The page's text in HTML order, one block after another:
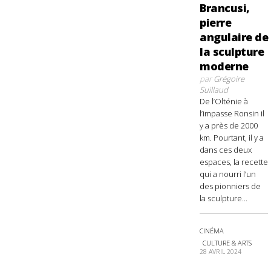
Brancusi,
pierre
angulaire de
la sculpture
moderne
parGrégoire
Suillaud
De l’Olténie à
l’impasse Ronsin il
y a près de 2000
km. Pourtant, il y a
dans ces deux
espaces, la recette
qui a nourri l’un
des pionniers de
la sculpture...
CINÉMA
CULTURE & ARTS
28 AVRIL 2024